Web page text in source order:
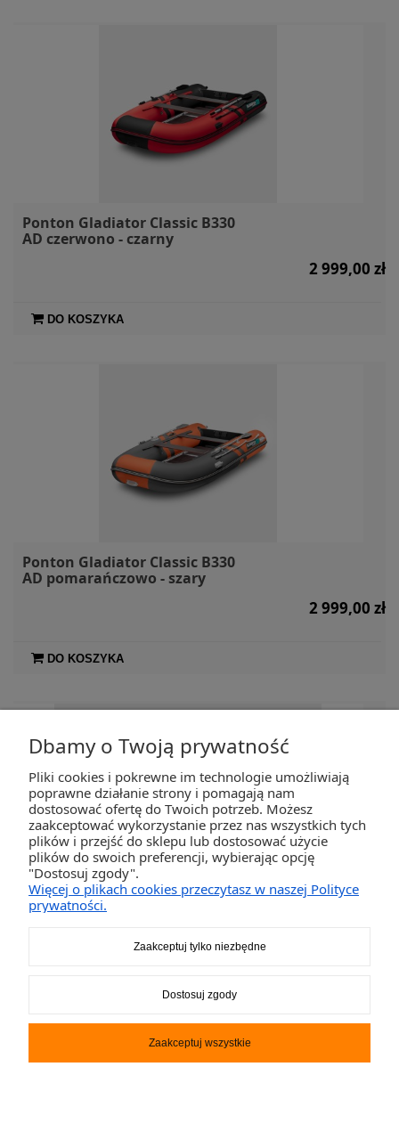
Ponton Gladiator Classic B330
AD czerwono - czarny
2 999,00 zł
DO KOSZYKA
Ponton Gladiator Classic B330
AD pomarańczowo - szary
2 999,00 zł
DO KOSZYKA
Ponton Gladiator Active C330
AD turkusowo - czarny +
Dbamy o Twoją prywatność
Pliki cookies i pokrewne im technologie umożliwiają
poprawne działanie strony i pomagają nam
dostosować ofertę do Twoich potrzeb. Możesz
zaakceptować wykorzystanie przez nas wszystkich tych
plików i przejść do sklepu lub dostosować użycie
plików do swoich preferencji, wybierając opcję
"Dostosuj zgody".
Więcej o plikach cookies przeczytasz w naszej Polityce
prywatności.
Zaakceptuj tylko niezbędne
Dostosuj zgody
Zaakceptuj wszystkie